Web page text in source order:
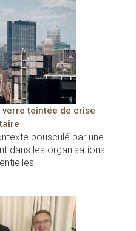
teintée de crise
bousculé par une
dans les organisations